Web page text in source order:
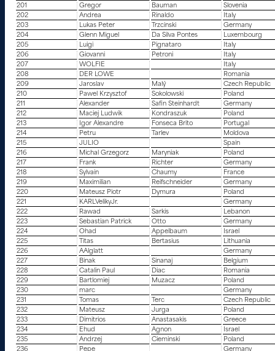
201
Gregor Bauman
Slovenia
202
Andrea Rinaldo
Italy
203
Lukas Peter Trzcinski
Germany
204
Glenn Miguel Da Silva Pontes
Luxembourg
205
Luigi Pignataro
Italy
206
Giovanni Petroni
Italy
207
WOLFIE
Italy
208
DER LOWE
Romania
209
Jaroslav Malý
Czech Republic
210
Pawel Krzysztof Sokolowski
Poland
211
Alexander Safin Steinhardt
Germany
212
Maciej Ludwik Kondraszuk
Poland
213
Igor Alexandre Fonseca Brito
Portugal
214
Petru Tarlev
Moldova
215
JULIO
Spain
216
Michal Grzegorz Maryniak
Poland
217
Frank Richter
Germany
218
Sylvain Chaumy
France
219
Maximilian Reifschneider
Germany
220
Mateusz Piotr Dymura
Poland
221
KARLVelikyJr.
Germany
222
Rawad Sarkis
Lebanon
223
Sebastian Patrick Otto
Germany
224
Ohad Appelbaum
Israel
225
Titas Bertasius
Lithuania
226
AAlglatt
Germany
227
Binak Sinanaj
Belgium
228
Catalin Paul Diac
Romania
229
Bartlomiej Muzacz
Poland
230
marc
Germany
231
Tomas Terc
Czech Republic
232
Mateusz Jurga
Poland
233
Dimitrios Anastasakis
Greece
234
Ehud Agnon
Israel
235
Andrzej Cieminski
Poland
236
Pepe
Germany